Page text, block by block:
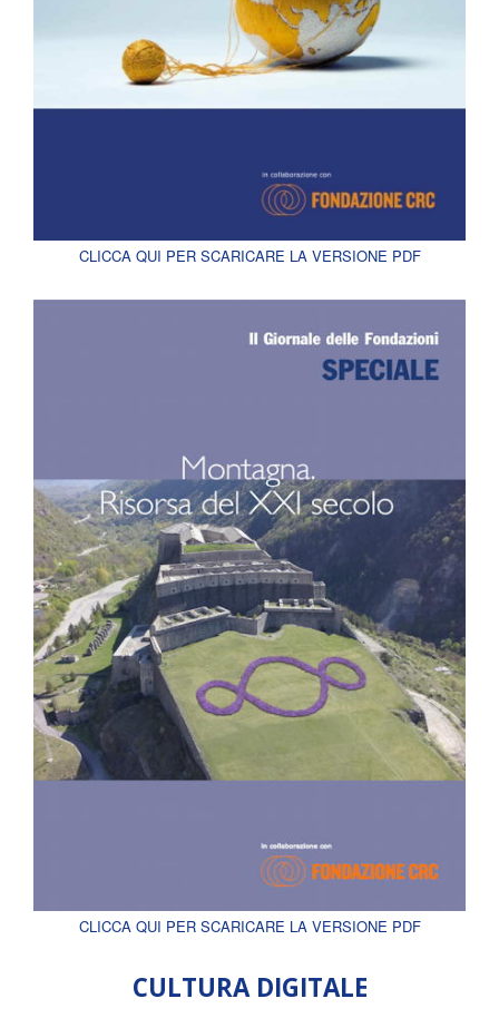
CLICCA QUI PER SCARICARE LA VERSIONE PDF
CLICCA QUI PER SCARICARE LA VERSIONE PDF
CULTURA DIGITALE